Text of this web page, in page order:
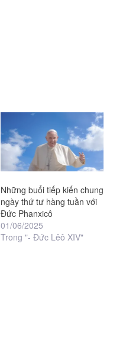
Những buổi tiếp kiến chung
ngày thứ tư hàng tuần với
Đức Phanxicô
01/06/2025
Trong "- Đức Lêô XIV"